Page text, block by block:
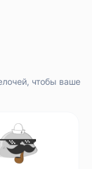
чтобы ваше